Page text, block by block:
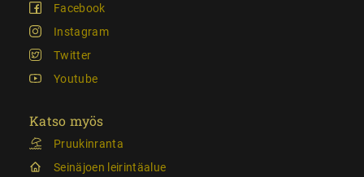
Facebook
Instagram
Twitter
Youtube
Katso myös
Pruukinranta
Seinäjoen leirintäalue